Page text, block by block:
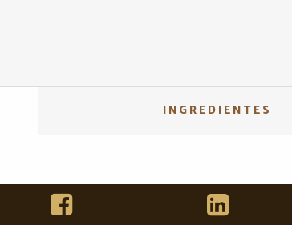
INGREDIENTES